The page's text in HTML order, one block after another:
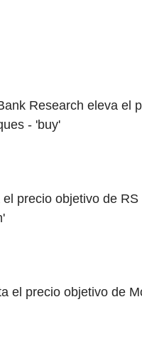
Research eleva el
- 'buy'
el precio objetivo de
el precio objetivo de